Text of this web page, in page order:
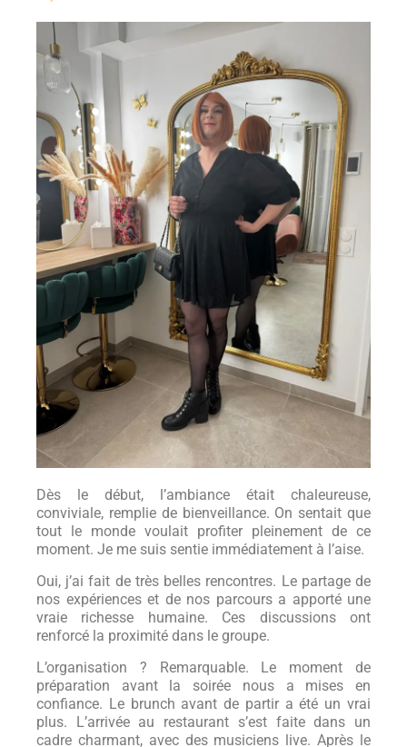
Dès le début, l’ambiance était chaleureuse,
conviviale, remplie de bienveillance. On sentait que
tout le monde voulait profiter pleinement de ce
moment. Je me suis sentie immédiatement à l’aise.
Oui, j’ai fait de très belles rencontres. Le partage de
nos expériences et de nos parcours a apporté une
vraie richesse humaine. Ces discussions ont
renforcé la proximité dans le groupe.
L’organisation ? Remarquable. Le moment de
préparation avant la soirée nous a mises en
confiance. Le brunch avant de partir a été un vrai
plus. L’arrivée au restaurant s’est faite dans un
cadre charmant, avec des musiciens live. Après le